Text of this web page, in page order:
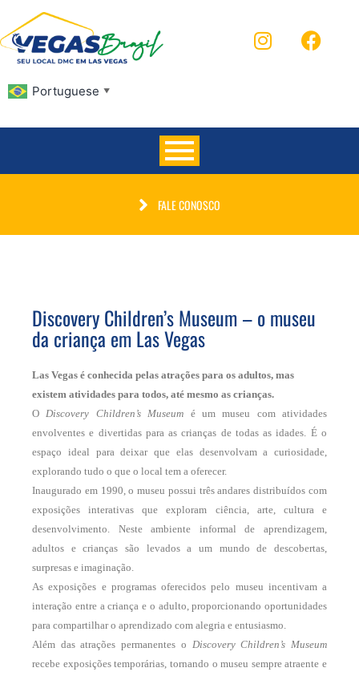
Portuguese ▼
FALE CONOSCO
Discovery Children’s Museum – o museu
da criança em Las Vegas
Las Vegas é conhecida pelas atrações para os adultos, mas
existem atividades para todos, até mesmo as crianças.
O Discovery Children’s Museum é um museu com atividades
envolventes e divertidas para as crianças de todas as idades. É o
espaço ideal para deixar que elas desenvolvam a curiosidade,
explorando tudo o que o local tem a oferecer.
Inaugurado em 1990, o museu possui trêsandares distribuídos com
exposições interativas que exploram ciência, arte, cultura e
desenvolvimento. Neste ambiente informal de aprendizagem,
adultos e crianças são levados a um mundo de descobertas,
surpresas e imaginação.
As exposições e programas oferecidos pelo museu incentivam a
interação entre a criança e o adulto, proporcionando oportunidades
para compartilhar o aprendizado com alegria e entusiasmo.
Além das atrações permanentes o Discovery Children’s Museum
recebe exposições temporárias, tornando o museu sempre atraente e